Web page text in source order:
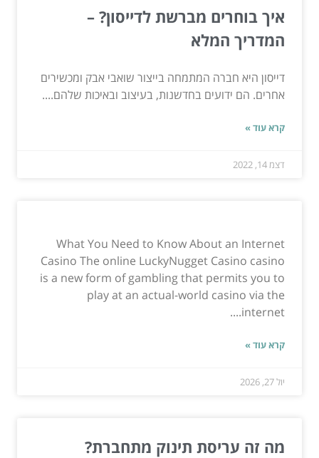
איך בוחרים מברשת לדייסון? –
המדריך המלא
דייסון היא חברה המתמחה בייצור שואבי אבק ומכשירים
אחרים. הם ידועים בחדשנות, בעיצוב ובאיכות שלהם....
קרא עוד »
דצמ 14, 2022
What You Need to Know About an Internet
Casino The online LuckyNugget Casino casino
is a new form of gambling that permits you to
play at an actual-world casino via the
internet....
קרא עוד »
יול 27, 2026
מה זה עריסת תינוק מתחברת?